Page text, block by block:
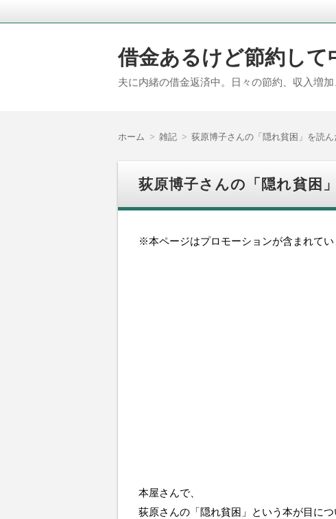
借金あるけど節約して
夫に内緒の借金返済中。日々の節約、収入増
ホーム 雑記 荻原博子さんの「隠れ貧困」を読ん
荻原博子さんの「隠れ貧困
※本ページはプロモーションが含まれてい
本屋さんで、
荻原さんの「隠れ貧困」という本が目につ